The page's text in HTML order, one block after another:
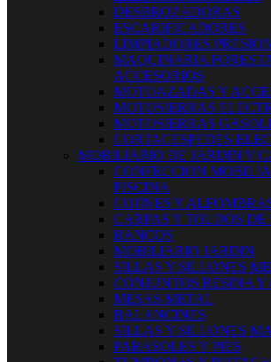
DESBROZADORAS
ESCARIFICADORES
LIMPIADORES
MAQUINARIA
ACCESORIOS
MOTOAZADAS Y
MOTOSIERRAS
MOTOSIERRAS
CORTACESPEDES
MOBILIARIO DE JARDIN Y
CONFECCION
PISCINA
COJINES Y
CARPAS Y TOLDOS DE
BANCOS
MOBILIARIO JARDIN
SILLAS Y SILLONES
CONJUNTOS RESINA
MESAS METAL
BALANCINES
SILLAS Y SILLONES
PARASOLES Y PIES